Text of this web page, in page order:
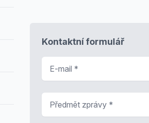
Kontaktní formulář